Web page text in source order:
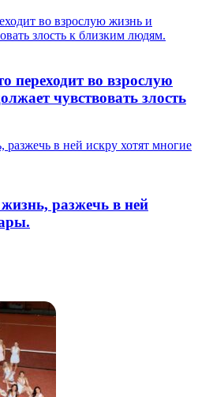
во взрослую жизнь и
злость к близким людям.
переходит во взрослую
чувствовать злость
в ней искру хотят многие
разжечь в ней